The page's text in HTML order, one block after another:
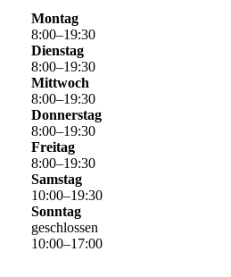
Montag
8:00–19:30
Dienstag
8:00–19:30
Mittwoch
8:00–19:30
Donnerstag
8:00–19:30
Freitag
8:00–19:30
Samstag
10:00–19:30
Sonntag
geschlossen
10:00–17:00